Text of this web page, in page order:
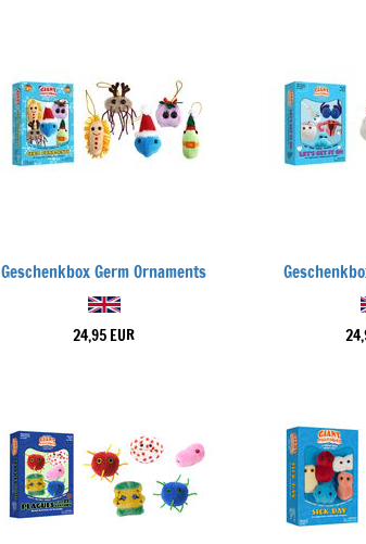
Geschenkbox Germ Ornaments
24,95 EUR